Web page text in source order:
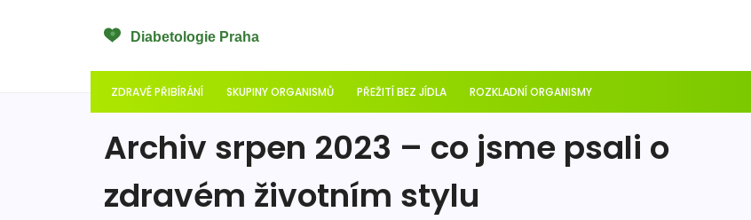
ZDRAVÉ PŘIBÍRÁNÍ SKUPINY ORGANISMŮ PŘEŽITÍ BEZ JÍDLA ROZKLADNÍ ORGANISMY
Archiv srpen 2023 – co jsme psali o
zdravém životním stylu